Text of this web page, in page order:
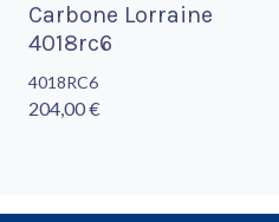
Carbone Lorraine
4018rc6
4018RC6
204,00 €